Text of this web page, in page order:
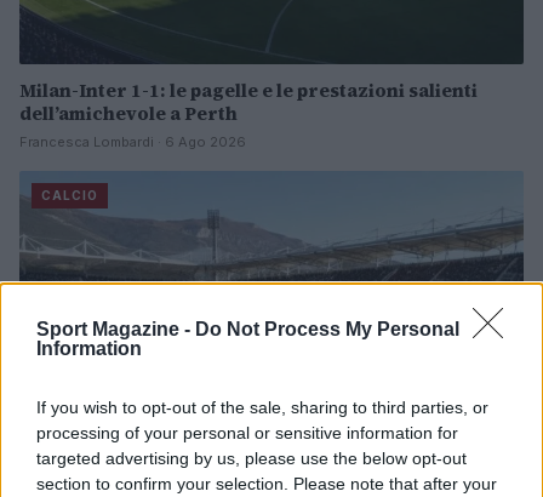
Sport Magazine - Do Not Process My Personal
Information
If you wish to opt-out of the sale, sharing to third parties, or
processing of your personal or sensitive information for
targeted advertising by us, please use the below opt-out
section to confirm your selection. Please note that after your
Milan-Inter 1-1: le pagelle e le prestazioni salienti
dell’amichevole a Perth
Francesca Lombardi · 6 Ago 2026
CALCIO